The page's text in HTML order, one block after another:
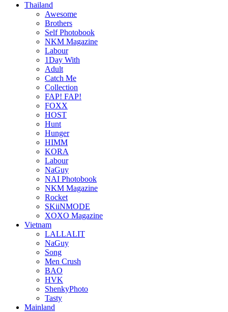
Thailand
Awesome
Brothers
Self Photobook
NKM Magazine
Labour
1Day With
Adult
Catch Me
Collection
FAP! FAP!
FOXX
HOST
Hunt
Hunger
HIMM
KORA
Labour
NaGuy
NAI Photobook
NKM Magazine
Rocket
SKiiNMODE
XOXO Magazine
Vietnam
LALLALIT
NaGuy
Song
Men Crush
BAO
HVK
ShenkyPhoto
Tasty
Mainland